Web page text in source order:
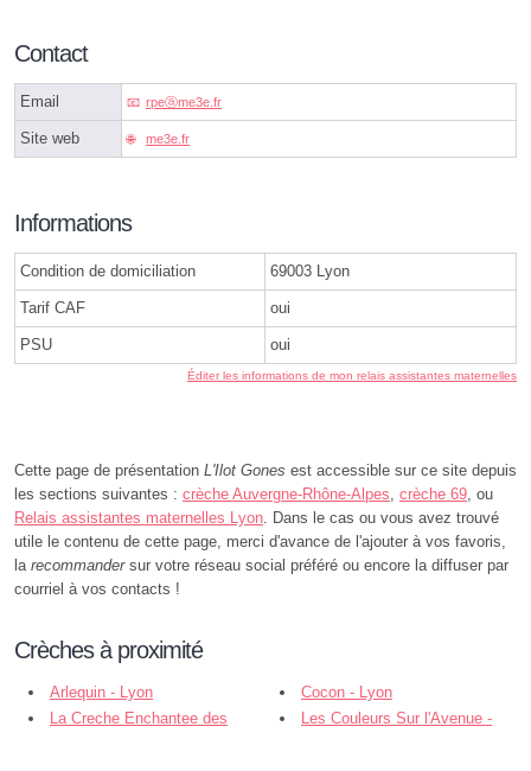
Contact
Email rpeⓐme3e.fr
Site web me3e.fr
Informations
Condition de domiciliation 69003 Lyon
Tarif CAF oui
PSU oui
Éditer les informations de mon relais assistantes maternelles
Cette page de présentation L'Ilot Gones est accessible sur ce site depuis
les sections suivantes : crèche Auvergne-Rhône-Alpes, crèche 69, ou
Relais assistantes maternelles Lyon. Dans le cas ou vous avez trouvé
utile le contenu de cette page, merci d'avance de l'ajouter à vos favoris,
la recommandersur votre réseau social préféré ou encore la diffuser par
courriel à vos contacts !
Crèches à proximité
Arlequin - Lyon
Cocon - Lyon
La Creche Enchantee des
Les Couleurs Sur l'Avenue -